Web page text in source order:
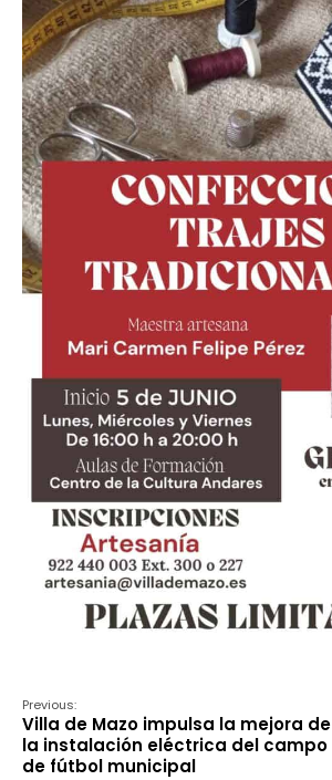
Previous:
Villa de Mazo impulsa la mejora de
la instalación eléctrica del campo
de fútbol municipal